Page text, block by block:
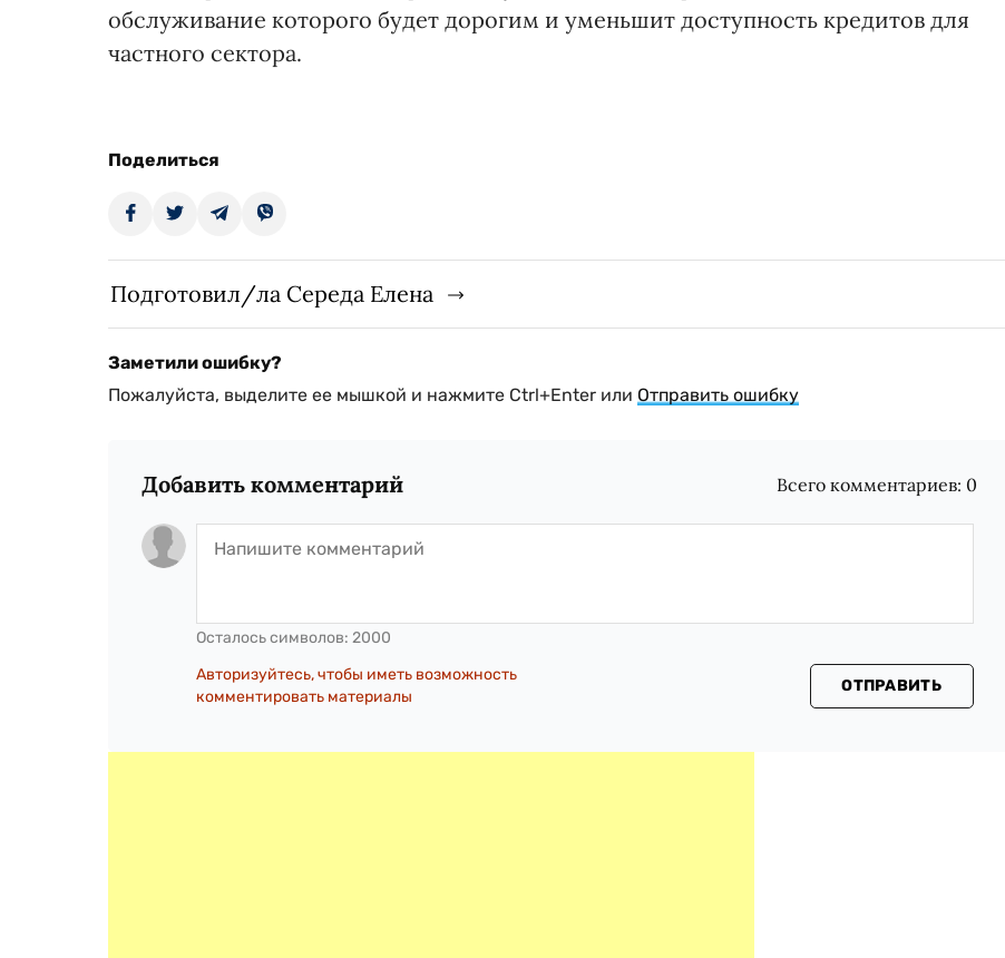
обслуживание которого будет дорогим и уменьшит доступность кредитов для
частного сектора.
Поделиться
Подготовил/ла Середа Елена
Заметили ошибку?
Пожалуйста, выделите ее мышкой и нажмите Ctrl+Enter или Отправить ошибку
Добавить комментарий Всего комментариев: 0
Осталось символов: 2000
Авторизуйтесь, чтобы иметь возможность
комментировать материалы
ОТПРАВИТЬ